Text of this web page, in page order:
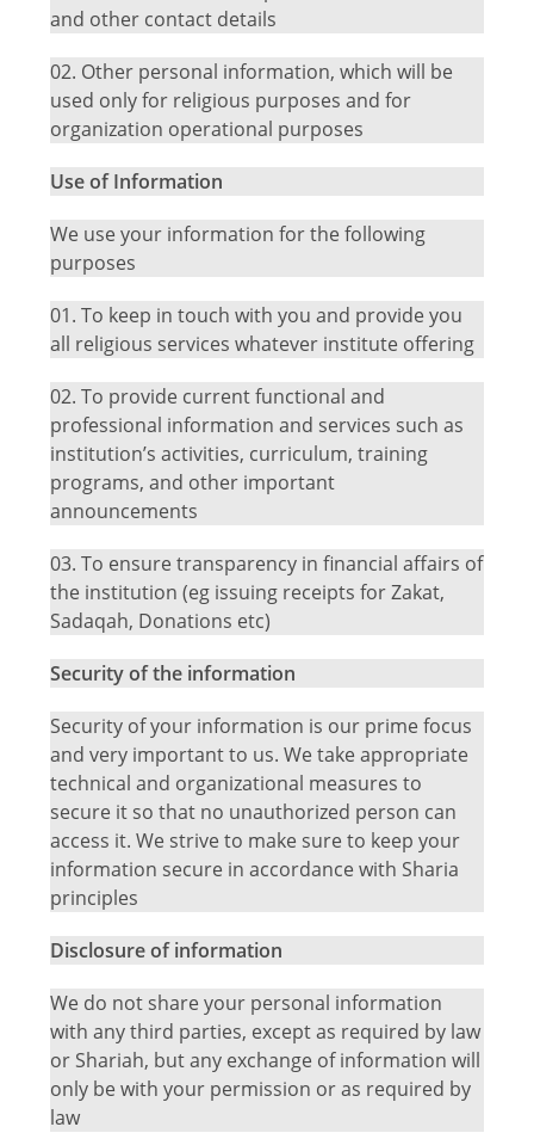
and other contact details
02. Other personal information, which will be
used only for religious purposes and for
organization operational purposes
Use of Information
We use your information for the following
purposes
01. To keep in touch with you and provide you
all religious services whatever institute offering
02. To provide current functional and
professional information and services such as
institution’s activities, curriculum, training
programs, and other important
announcements
03. To ensure transparency in financial affairs of
the institution (eg issuing receipts for Zakat,
Sadaqah, Donations etc)
Security of the information
Security of your information is our prime focus
and very important to us. We take appropriate
technical and organizational measures to
secure it so that no unauthorized person can
access it. We strive to make sure to keep your
information secure in accordance with Sharia
principles
Disclosure of information
We do not share your personal information
with any third parties, except as required by law
or Shariah, but any exchange of information will
only be with your permission or as required by
law